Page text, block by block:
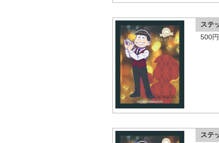
ステ
500
ステ